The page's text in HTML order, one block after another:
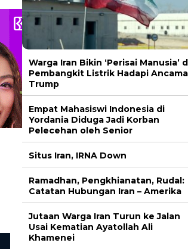
Warga Iran Bikin ‘Perisai Manusia’
Pembangkit Listrik Hadapi
Trump
Empat Mahasiswi Indonesia di
Yordania Diduga Jadi Korban
Pelecehan oleh Senior
Situs Iran, IRNA Down
Ramadhan, Pengkhianatan, Rudal:
Catatan Hubungan Iran – Amerika
Jutaan Warga Iran Turun ke Jalan
Usai Kematian Ayatollah Ali
Khamenei